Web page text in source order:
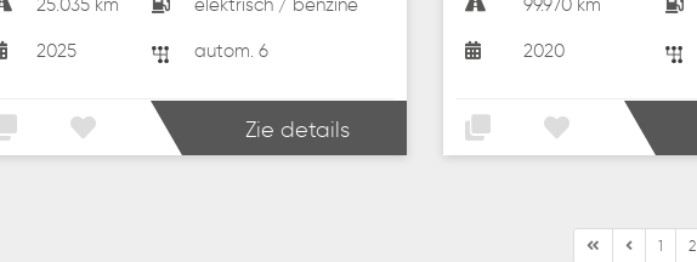
25.035 km elektrisch / benzine
2025 autom. 6
Zie details
99.970 km
2020
1 2